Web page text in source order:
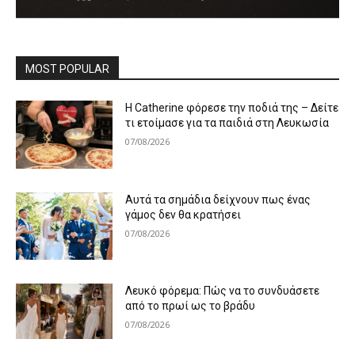
MOST POPULAR
Η Catherine φόρεσε την ποδιά της – Δείτε
τι ετοίμασε για τα παιδιά στη Λευκωσία
07/08/2026
Αυτά τα σημάδια δείχνουν πως ένας
γάμος δεν θα κρατήσει
07/08/2026
Λευκό φόρεμα: Πώς να το συνδυάσετε
από το πρωί ως το βράδυ
07/08/2026